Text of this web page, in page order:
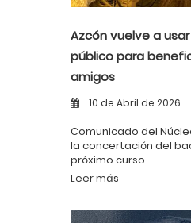
Azcón vuelve a
público para
amigos
10 de Abril de 2026
Comunicado del
la concertación del
próximo curso
Leer más